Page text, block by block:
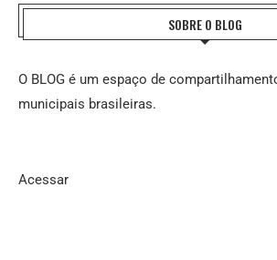
SOBRE O BLOG
O BLOG é um espaço de
municipais brasileiras.
Acessar